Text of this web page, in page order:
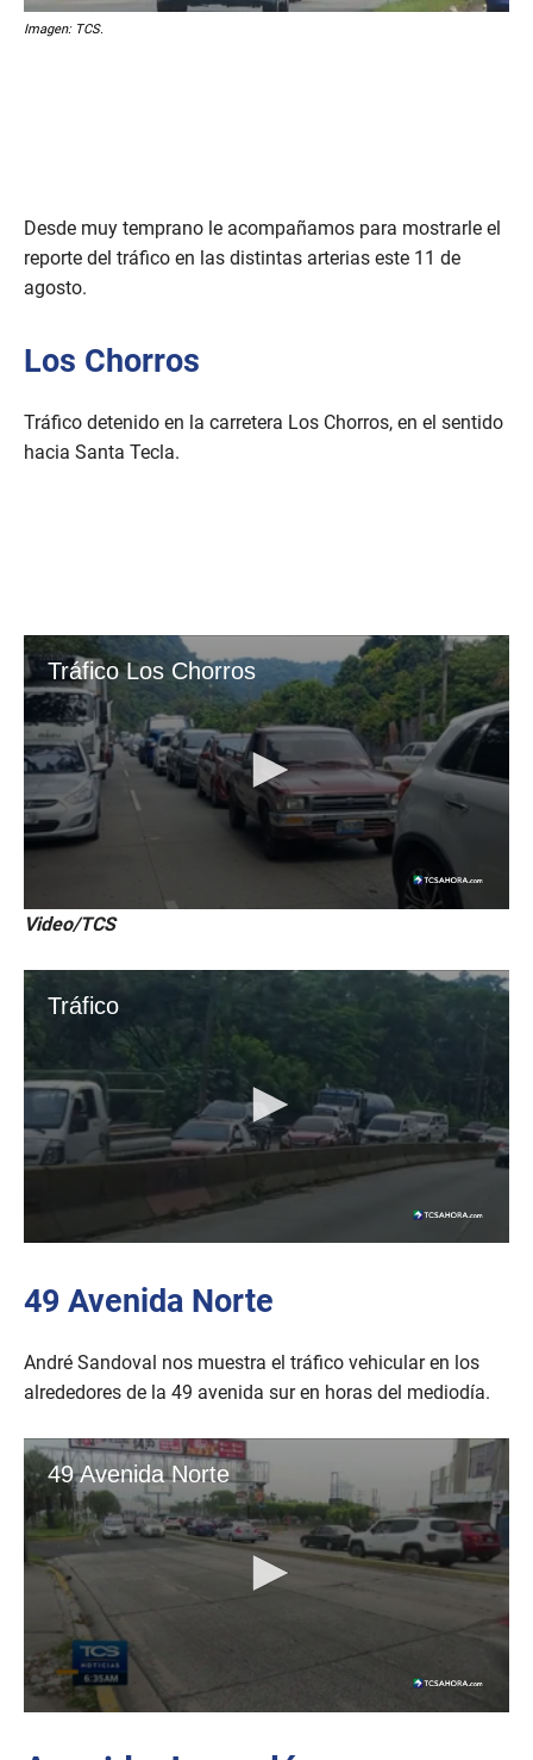
Imagen: TCS.
Desde muy temprano le acompañamos para mostrarle el
reporte del tráfico en las distintas arterias este 11 de
agosto.
Los Chorros
Tráfico detenido en la carretera Los Chorros, en el sentido
hacia Santa Tecla.
Video/TCS
49 Avenida Norte
André Sandoval nos muestra el tráfico vehicular en los
alrededores de la 49 avenida sur en horas del mediodía.